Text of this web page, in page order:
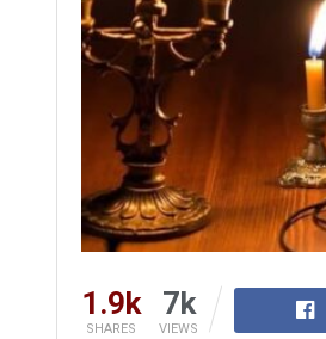
1.9k
SHARES
7k
VIEWS